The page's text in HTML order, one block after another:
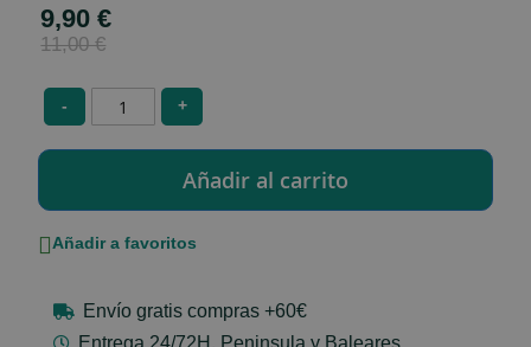
Special
Price
9,90 €
11,00 €
- +
Añadir a favoritos
Envío gratis compras +60€
Entrega 24/72H. Peninsula y Baleares